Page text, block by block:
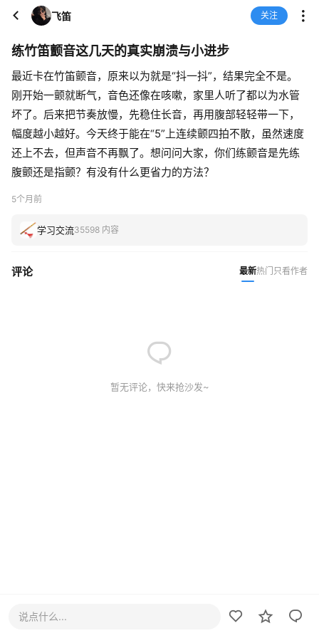
飞笛 关注
练竹笛颤音这几天的真实崩溃与小进步
最近卡在竹笛颤音，原来以为就是“抖一抖”，结果完全不是。
刚开始一颤就断气，音色还像在咳嗽，家里人听了都以为水管
坏了。后来把节奏放慢，先稳住长音，再用腹部轻轻带一下，
幅度越小越好。今天终于能在“5”上连续颤四拍不散，虽然速度
还上不去，但声音不再飘了。想问问大家，你们练颤音是先练
腹颤还是指颤？有没有什么更省力的方法？
5个月前
学习交流35598 内容
评论 最新热门 只看作者
暂无评论，快来抢沙发~
说点什么...